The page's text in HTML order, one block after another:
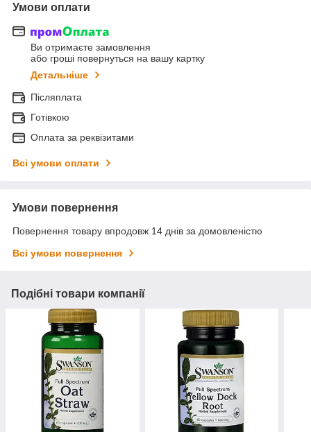
Умови оплати
Ви отримаєте замовлення
або гроші повернуться на вашу картку
Детальніше
Післяплата
Готівкою
Оплата за реквізитами
Всі умови оплати
Умови повернення
Повернення товару впродовж 14 днів за домовленістю
Всі умови повернення
Подібні товари компанії